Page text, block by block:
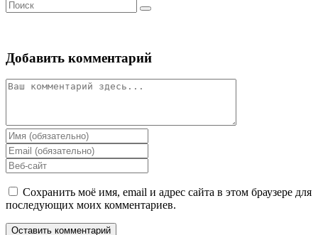
Добавить комментарий
Комментарий
Введите
свое
имя
или
имя
пользователя,
чтобы
прокомментировать
Введите
свой
email-
адрес,
чтобы
прокомментировать
Введите
URL
вашего
веб-
(необязательно)
Сохранить моё имя, email и адрес сайта в этом браузере для
последующих моих комментариев.